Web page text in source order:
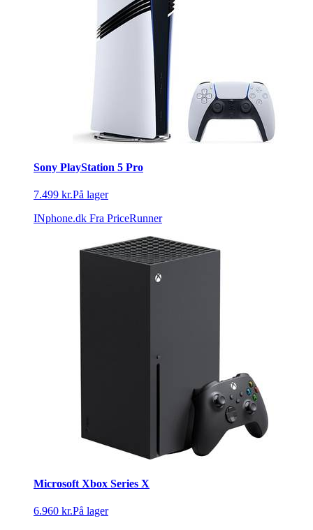
Sony PlayStation 5 Pro
7.499 kr.På lager
INphone.dk Fra PriceRunner
Microsoft Xbox Series X
6.960 kr.På lager